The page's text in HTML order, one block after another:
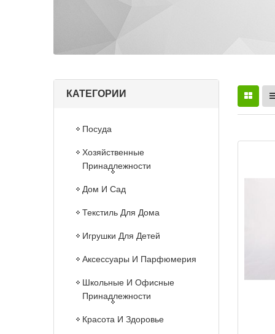
КАТЕГОРИИ
Посуда
Хозяйственные
Принадлежности
Дом И Сад
Текстиль Для Дома
Игрушки Для Детей
Аксессуары И Парфюмерия
Школьные И Офисные
Принадлежности
Красота И Здоровье